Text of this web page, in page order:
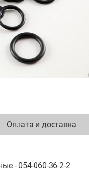
Оплата и доставка
- 054-060-36-2-2